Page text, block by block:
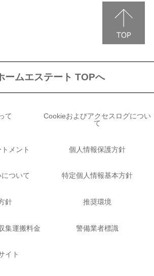
ームエステート TOPへ
て
Cookieおよびアクセスログについ
て
メント 個人情報保護方針
ついて 特定個人情報基本方針
針 推奨環境
集運搬料金 警備業者標識
イト